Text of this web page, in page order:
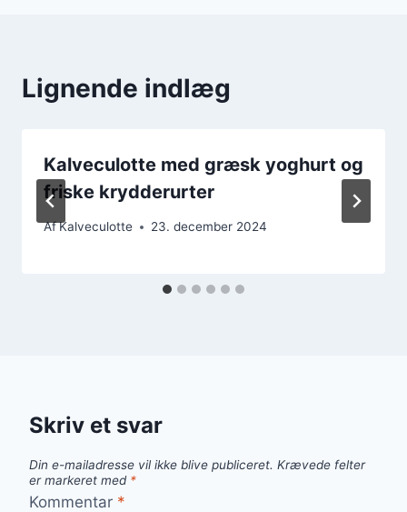
Lignende indlæg
Kalveculotte med græsk yoghurt og
friske krydderurter
AfKalveculotte 23. december 2024
Skriv et svar
Din e-mailadresse vil ikke blive publiceret. Krævede felter
er markeret med *
Kommentar *